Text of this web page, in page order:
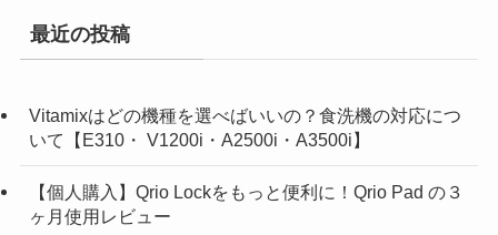
最近の投稿
Vitamixはどの機種を選べばいいの？食洗機の対応につ
いて【E310・ V1200i・A2500i・A3500i】
【個人購入】Qrio Lockをもっと便利に！Qrio Pad の３
ヶ月使用レビュー